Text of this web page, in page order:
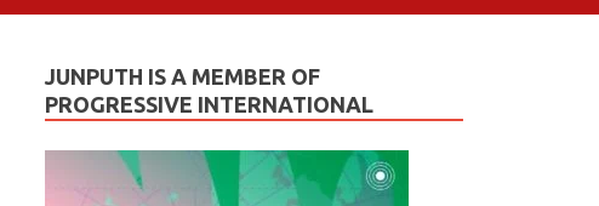
JUNPUTH IS A MEMBER OF
PROGRESSIVE INTERNATIONAL